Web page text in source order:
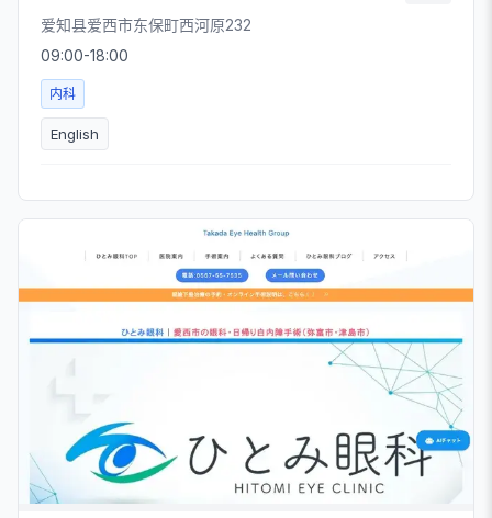
爱知县爱西市东保町西河原232
09:00-18:00
内科
English